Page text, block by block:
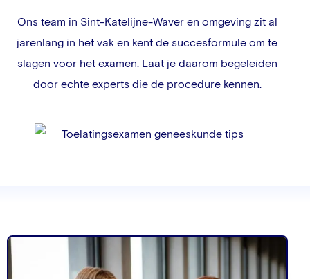
Ons team in Sint-Katelijne-Waveren omgeving zit al
jarenlang in het vak en kent de succesformule om te
slagen voor het examen. Laat je daarom begeleiden
door echte experts die de procedure kennen.